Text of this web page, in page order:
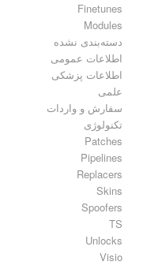
Finetunes
Modules
دسته‌بندی نشده
اطلاعات عمومی
اطلاعات پزشکی
علمی
سفارش و واردات
تکنولوژی
Patches
Pipelines
Replacers
Skins
Spoofers
TS
Unlocks
Visio